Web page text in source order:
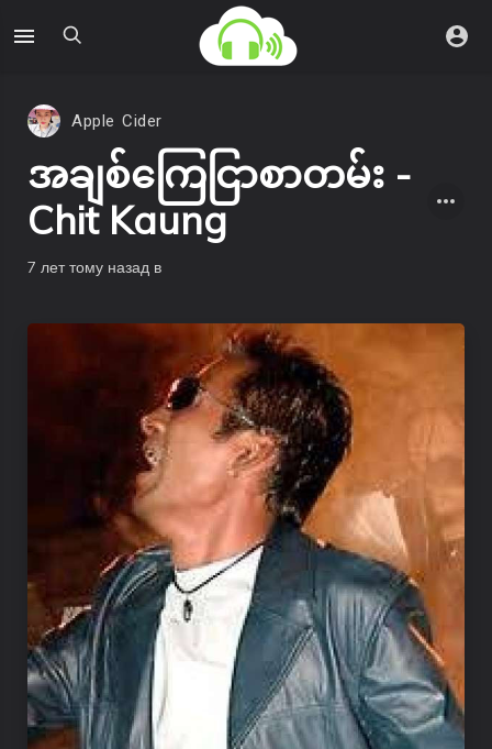
Apple Cider
အချစ်ကြေငြာစာတမ်း -
Chit Kaung
7 лет тому назад в